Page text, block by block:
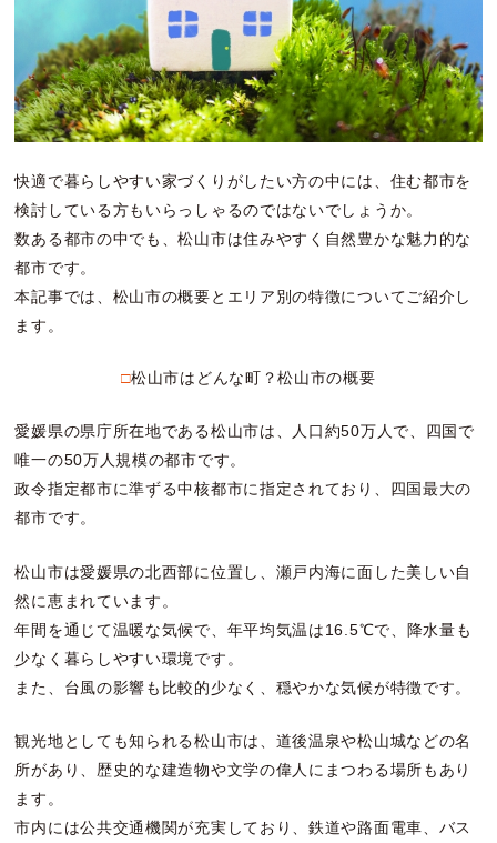
快適で暮らしやすい家づくりがしたい方の中には、住む都市を
検討している方もいらっしゃるのではないでしょうか。
数ある都市の中でも、松山市は住みやすく自然豊かな魅力的な
都市です。
本記事では、松山市の概要とエリア別の特徴についてご紹介し
ます。
□松山市はどんな町？松山市の概要
愛媛県の県庁所在地である松山市は、人口約50万人で、四国で
唯一の50万人規模の都市です。
政令指定都市に準ずる中核都市に指定されており、四国最大の
都市です。
松山市は愛媛県の北西部に位置し、瀬戸内海に面した美しい自
然に恵まれています。
年間を通じて温暖な気候で、年平均気温は16.5℃で、降水量も
少なく暮らしやすい環境です。
また、台風の影響も比較的少なく、穏やかな気候が特徴です。
観光地としても知られる松山市は、道後温泉や松山城などの名
所があり、歴史的な建造物や文学の偉人にまつわる場所もあり
ます。
市内には公共交通機関が充実しており、鉄道や路面電車、バス